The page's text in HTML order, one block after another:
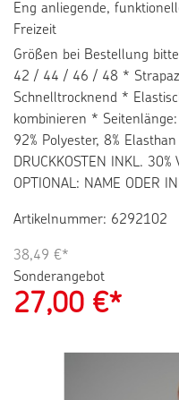
Eng anliegende,
Freizeit
Größen bei Bestellung
42 / 44 / 46 / 48 *
Schnelltrocknend *
kombinieren *
92% Polyester, 8%
DRUCKKOSTEN INKL.
OPTIONAL: NAME ODER
Artikelnummer: 6292102
38,49 €*
Sonderangebot
27,00 €*